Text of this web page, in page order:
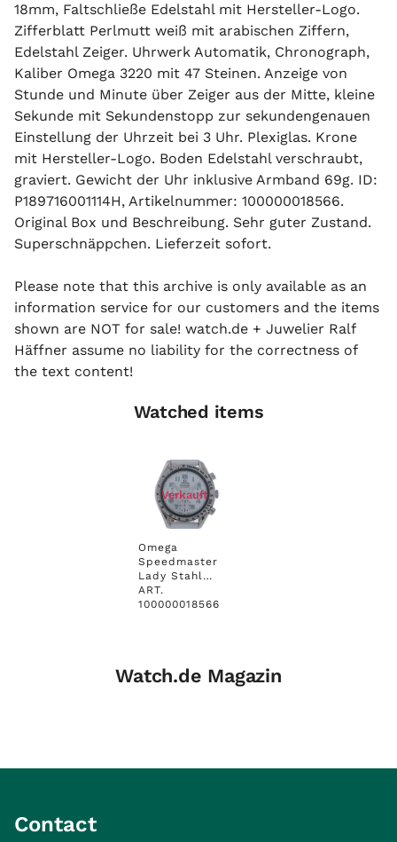
18mm, Faltschließe Edelstahl mit Hersteller-Logo.
Zifferblatt Perlmutt weiß mit arabischen Ziffern,
Edelstahl Zeiger. Uhrwerk Automatik, Chronograph,
Kaliber Omega 3220 mit 47 Steinen. Anzeige von
Stunde und Minute über Zeiger aus der Mitte, kleine
Sekunde mit Sekundenstopp zur sekundengenauen
Einstellung der Uhrzeit bei 3 Uhr. Plexiglas. Krone
mit Hersteller-Logo. Boden Edelstahl verschraubt,
graviert. Gewicht der Uhr inklusive Armband 69g. ID:
P189716001114H, Artikelnummer: 100000018566.
Original Box und Beschreibung. Sehr guter Zustand.
Superschnäppchen. Lieferzeit sofort.
Please note that this archive is only available as an
information service for our customers and the items
shown are NOT for sale! watch.de + Juwelier Ralf
Häffner assume no liability for the correctness of
the text content!
Watched items
Verkauft
Omega
Speedmaster
Lady Stahl
Automatik
Chronograph
ART.
100000018566
Watch.de Magazin
Contact